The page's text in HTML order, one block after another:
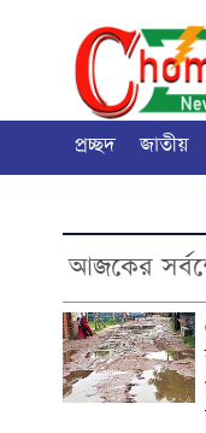
প্রচ্ছদ জাতীয়
আজকের